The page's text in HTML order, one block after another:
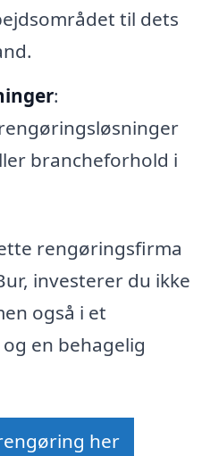
til dets
:
brancheforhold i
rengøringsfirma
investerer du ikke
også i et
en behagelig
her